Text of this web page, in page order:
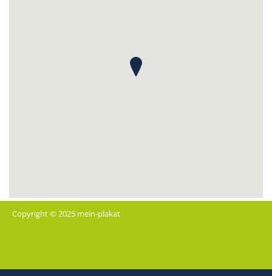
Copyright © 2025 mein-plakat